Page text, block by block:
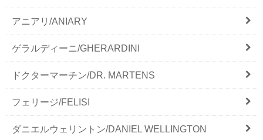
アニアリ/ANIARY
ゲラルディーニ/GHERARDINI
ドクターマーチン/DR. MARTENS
フェリージ/FELISI
ダニエルウェリントン/DANIEL WELLINGTON